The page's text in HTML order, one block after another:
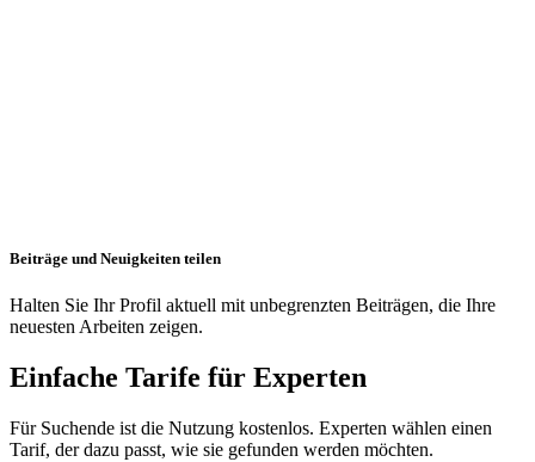
Beiträge und Neuigkeiten teilen
Halten Sie Ihr Profil aktuell mit unbegrenzten Beiträgen, die Ihre
neuesten Arbeiten zeigen.
Einfache Tarife für Experten
Für Suchende ist die Nutzung kostenlos. Experten wählen einen
Tarif, der dazu passt, wie sie gefunden werden möchten.